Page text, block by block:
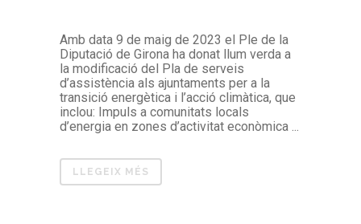
Amb data 9 de maig de 2023 el Ple de la
Diputació de Girona ha donat llum verda a
la modificació del Pla de serveis
d’assistència als ajuntaments per a la
transició energètica i l’acció climàtica, que
inclou: Impuls a comunitats locals
d’energia en zones d’activitat econòmica ...
LLEGEIX MÉS